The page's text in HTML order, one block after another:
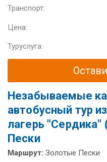
Транспорт:
Цена:
Туруслуга:
Незабываемые
автобусный тур
лагерь
Пески
Маршрут: Золотые Пески